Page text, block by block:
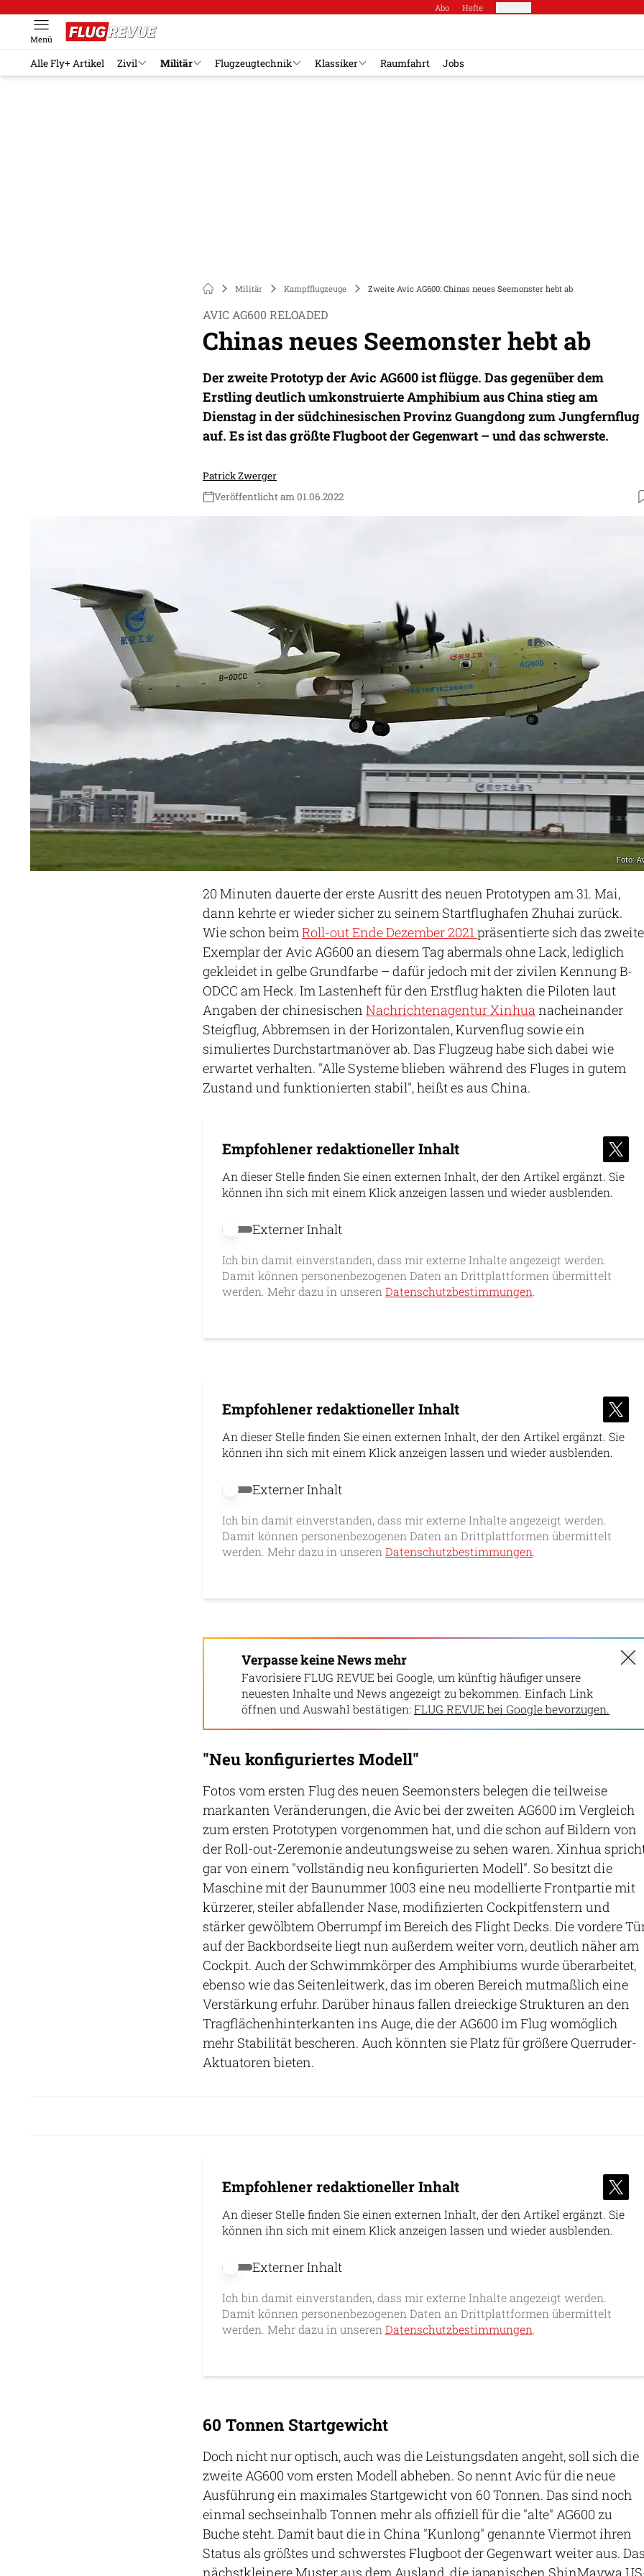
Abo Hefte
Menü
Alle Fly+ Artikel Zivil Militär Flugzeugtechnik Klassiker Raumfahrt Jobs
Militär Kampfflugzeuge Zweite Avic AG600: Chinas neues Seemonster hebt ab
AVIC AG600 RELOADED
Chinas neues Seemonster hebt ab
Der zweite Prototyp der Avic AG600 ist flügge. Das gegenüber dem
Erstling deutlich umkonstruierte Amphibium aus China stieg am
Dienstag in der südchinesischen Provinz Guangdong zum Jungfernflug
auf. Es ist das größte Flugboot der Gegenwart – und das schwerste.
Patrick Zwerger
Veröffentlicht am 01.06.2022
Foto:
20 Minuten dauerte der erste Ausritt des neuen Prototypen am 31. Mai,
dann kehrte er wieder sicher zu seinem Startflughafen Zhuhai zurück.
Wie schon beim Roll-out Ende Dezember 2021 präsentierte sich das zweite
Exemplar der Avic AG600 an diesem Tag abermals ohne Lack, lediglich
gekleidet in gelbe Grundfarbe – dafür jedoch mit der zivilen Kennung B-
ODCC am Heck. Im Lastenheft für den Erstflug hakten die Piloten laut
Angaben der chinesischen Nachrichtenagentur Xinhua nacheinander
Steigflug, Abbremsen in der Horizontalen, Kurvenflug sowie ein
simuliertes Durchstartmanöver ab. Das Flugzeug habe sich dabei wie
erwartet verhalten. "Alle Systeme blieben während des Fluges in gutem
Zustand und funktionierten stabil", heißt es aus China.
Empfohlener redaktioneller Inhalt
An dieser Stelle finden Sie einen externen Inhalt, der den Artikel ergänzt. Sie
können ihn sich mit einem Klick anzeigen lassen und wieder ausblenden.
Externer Inhalt erlauben
Externer Inhalt
Ich bin damit einverstanden, dass mir externe Inhalte angezeigt werden.
Damit können personenbezogenen Daten an Drittplattformen übermittelt
werden. Mehr dazu in unseren Datenschutzbestimmungen.
Empfohlener redaktioneller Inhalt
An dieser Stelle finden Sie einen externen Inhalt, der den Artikel ergänzt. Sie
können ihn sich mit einem Klick anzeigen lassen und wieder ausblenden.
Externer Inhalt erlauben
Externer Inhalt
Ich bin damit einverstanden, dass mir externe Inhalte angezeigt werden.
Damit können personenbezogenen Daten an Drittplattformen übermittelt
werden. Mehr dazu in unseren Datenschutzbestimmungen.
Verpasse keine News mehr
Favorisiere FLUG REVUE bei Google, um künftig häufiger unsere
neuesten Inhalte und News angezeigt zu bekommen. Einfach Link
öffnen und Auswahl bestätigen: FLUG REVUE bei Google bevorzugen.
"Neu konfiguriertes Modell"
Fotos vom ersten Flug des neuen Seemonsters belegen die teilweise
markanten Veränderungen, die Avic bei der zweiten AG600 im Vergleich
zum ersten Prototypen vorgenommen hat, und die schon auf Bildern von
der Roll-out-Zeremonie andeutungsweise zu sehen waren. Xinhua
gar von einem "vollständig neu konfigurierten Modell". So besitzt die
Maschine mit der Baunummer 1003 eine neu modellierte Frontpartie mit
kürzerer, steiler abfallender Nase, modifizierten Cockpitfenstern und
stärker gewölbtem Oberrumpf im Bereich des Flight Decks. Die vordere
auf der Backbordseite liegt nun außerdem weiter vorn, deutlich näher am
Cockpit. Auch der Schwimmkörper des Amphibiums wurde überarbeitet,
ebenso wie das Seitenleitwerk, das im oberen Bereich mutmaßlich eine
Verstärkung erfuhr. Darüber hinaus fallen dreieckige Strukturen an den
Tragflächenhinterkanten ins Auge, die der AG600 im Flug womöglich
mehr Stabilität bescheren. Auch könnten sie Platz für größere Querruder-
Aktuatoren bieten.
Empfohlener redaktioneller Inhalt
An dieser Stelle finden Sie einen externen Inhalt, der den Artikel ergänzt. Sie
können ihn sich mit einem Klick anzeigen lassen und wieder ausblenden.
Externer Inhalt erlauben
Externer Inhalt
Ich bin damit einverstanden, dass mir externe Inhalte angezeigt werden.
Damit können personenbezogenen Daten an Drittplattformen übermittelt
werden. Mehr dazu in unseren Datenschutzbestimmungen.
60 Tonnen Startgewicht
Doch nicht nur optisch, auch was die Leistungsdaten angeht, soll sich die
zweite AG600 vom ersten Modell abheben. So nennt Avic für die neue
Ausführung ein maximales Startgewicht von 60 Tonnen. Das sind noch
einmal sechseinhalb Tonnen mehr als offiziell für die "alte" AG600 zu
Buche steht. Damit baut die in China "Kunlong" genannte Viermot ihren
Status als größtes und schwerstes Flugboot der Gegenwart weiter aus.
nächstkleinere Muster aus dem Ausland, die japanischen ShinMaywa